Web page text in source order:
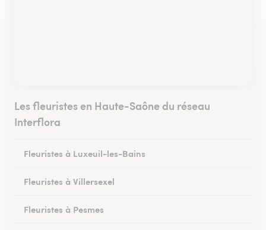
Les fleuristes en Haute-Saône du réseau
Interflora
Fleuristes à Luxeuil-les-Bains
Fleuristes à Villersexel
Fleuristes à Pesmes